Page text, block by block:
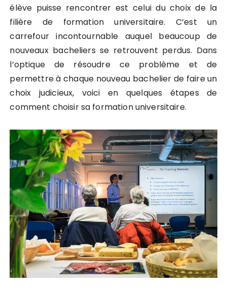
élève puisse rencontrer est celui du choix de la
filière de formation universitaire. C’est un
carrefour incontournable auquel beaucoup de
nouveaux bacheliers se retrouvent perdus. Dans
l’optique de résoudre ce problème et de
permettre à chaque nouveau bachelier de faire un
choix judicieux, voici en quelques étapes de
comment choisir sa formation universitaire.